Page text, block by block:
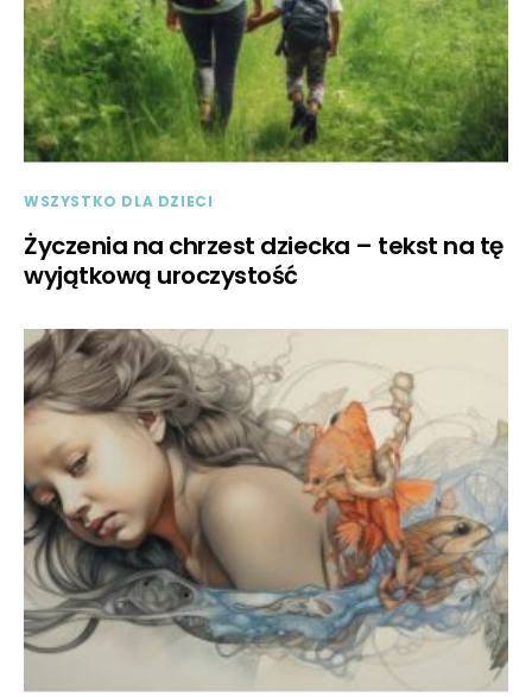
WSZYSTKO DLA DZIECI
Życzenia na chrzest dziecka – tekst na tę
wyjątkową uroczystość